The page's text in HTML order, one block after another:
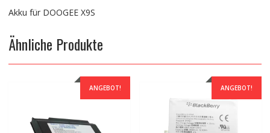
Akku für DOOGEE X9S
Ähnliche Produkte
ANGEBOT! ANGEBOT!